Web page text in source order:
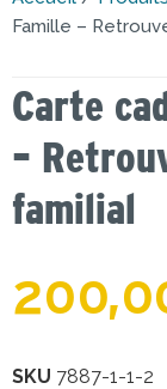
Famille –
Carte
–
familial
SKU 7887-1-1-2